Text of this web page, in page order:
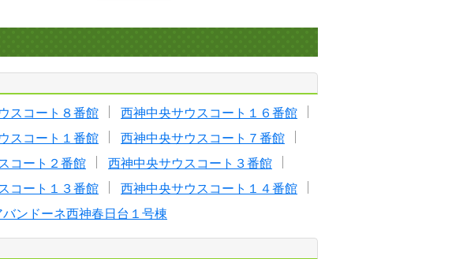
スコート８番館
西神中央サウスコート１６番館
スコート１番館
西神中央サウスコート７番館
コート２番館
西神中央サウスコート３番館
コート１３番館
西神中央サウスコート１４番館
バンドーネ西神春日台１号棟